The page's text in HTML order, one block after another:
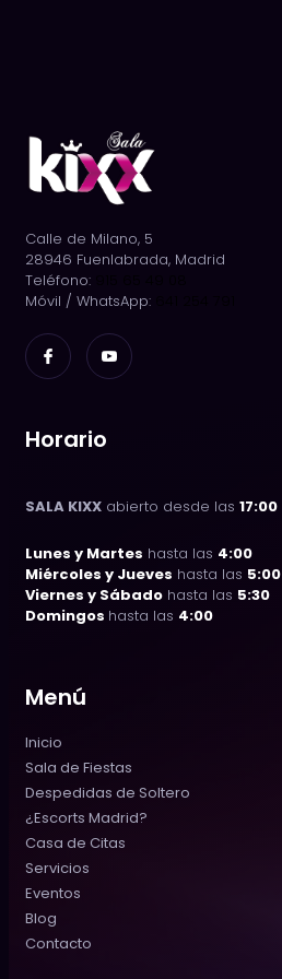
Calle de Milano, 5
28946 Fuenlabrada, Madrid
Teléfono:
Móvil / WhatsApp:
Horario
SALA KIXX abierto desde las 17:00
Lunes y Martes hasta las 4:00
Miércoles y Jueves hasta las 5:00
Viernes y Sábado hasta las 5:30
Domingos hasta las 4:00
Menú
Inicio
Sala de Fiestas
Despedidas de Soltero
¿Escorts Madrid?
Casa de Citas
Servicios
Eventos
Blog
Contacto